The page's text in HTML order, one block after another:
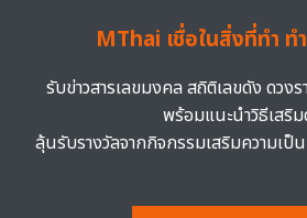
MThai เชื่อในสิ่งที่ทำ ท
รับข่าวสารเลขมงคล สถิติเลขดัง ดวง
พร้อมแนะนำวิธีเสริ
ลุ้นรับรางวัลจากกิจกรรมเสริมความเป็